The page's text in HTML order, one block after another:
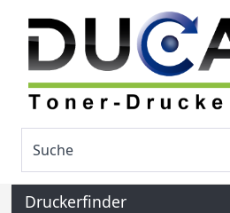
Druckerfinder